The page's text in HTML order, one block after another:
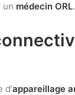
un médecin ORL.
d’appareillage